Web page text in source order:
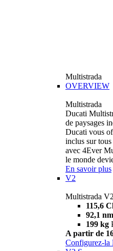
Multistrada
OVERVIEW
Multistrada
Ducati
de paysages
Ducati vous
inclus sur
avec 4Ever
le monde
En savoir plus
V2
Multistrada V2
115,6
92,1 nm
199 kg
A partir de
Configurez-la